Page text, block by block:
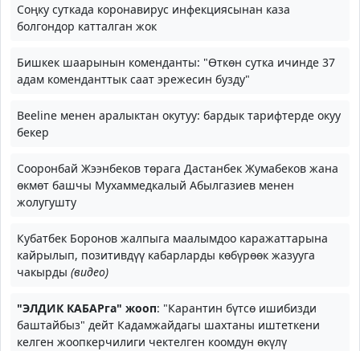
Соңку суткада коронавирус инфекциясынан каза
болгондор катталган жок
Бишкек шаарынын коменданты: "Өткөн сутка ичинде 37
адам коменданттык саат эрежесин бузду"
Beeline менен аралыктан окутуу: бардык тарифтерде окуу
бекер
Сооронбай Жээнбеков төрага Дастанбек Жумабеков жана
өкмөт башчы Мухаммедкалый Абылгазиев менен
жолугушту
Кубатбек Боронов жалпыга маалымдоо каражаттарына
кайрылып, позитивдүү кабарларды көбүрөөк жазууга
чакырды (видео)
"ЭЛДИК КАБАРга" жооп: "Карантин бүтсө ишибизди
баштайбыз" дейт Кадамжайдагы шахтаны иштеткени
келген жоопкерчилиги чектелген коомдун өкүлү